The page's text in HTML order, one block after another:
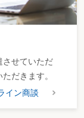
させていただ
だきます。
イン商談